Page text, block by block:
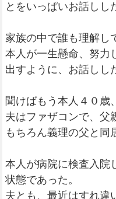
とをいっぱいお話しし
家族の中で誰も理解し
本人が一生懸命、努力
出すように、お話しし
聞けばもう本人４０歳
夫はファザコンで、父
もちろん義理の父と同
本人が病院に検査入院
状態であった。
夫とも、最近はすれ違